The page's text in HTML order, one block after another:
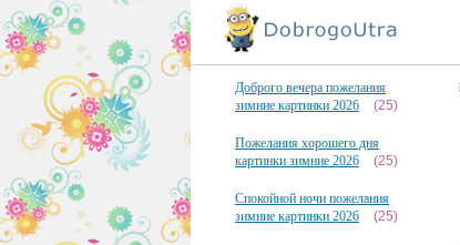
Доброго вечера пожелания
зимние картинки 2026
(25)
Пожелания хорошего дня
картинки зимние 2026
(25)
Спокойной ночи пожелания
зимние картинки 2026
(25)